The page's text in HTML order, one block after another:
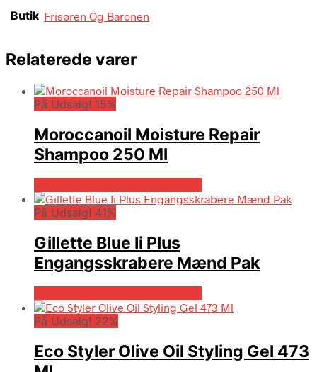
Butik Frisøren Og Baronen
Relaterede varer
På Udsalg! 15%
Moroccanoil Moisture Repair
Shampoo 250 Ml
På Udsalg! 41%
Gillette Blue Ii Plus
Engangsskrabere Mænd Pak
På Udsalg! 22%
Eco Styler Olive Oil Styling Gel 473